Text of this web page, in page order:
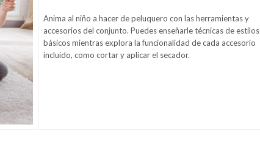
Anima al niño a hacer de peluquero con las herramientas y
accesorios del conjunto. Puedes enseñarle técnicas de estilos
básicos mientras explora la funcionalidad de cada accesorio
incluido, como cortar y aplicar el secador.